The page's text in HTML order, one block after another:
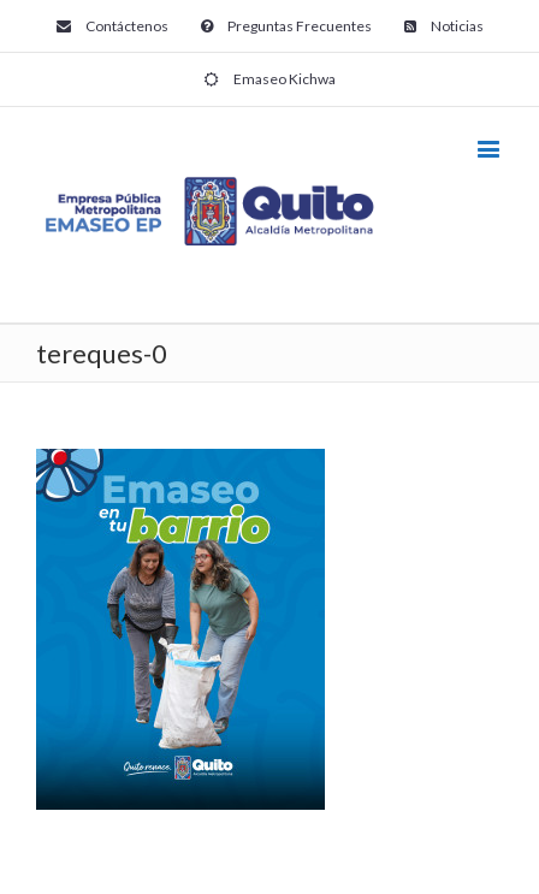
Contáctenos Preguntas Frecuentes Noticias
Emaseo Kichwa
tereques-0